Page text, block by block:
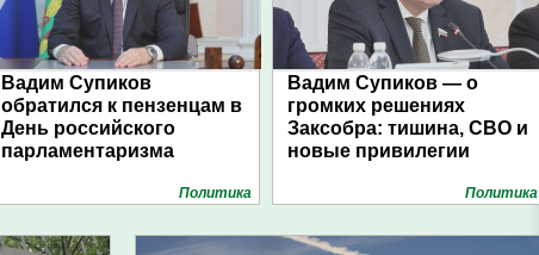
Вадим Супиков
обратился к пензенцам в
День российского
парламентаризма
Политика
Вадим Супиков — о
громких решениях
Заксобра: тишина, СВО и
новые привилегии
Политика